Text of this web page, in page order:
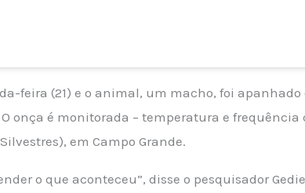
feira (21) e o animal, um macho, foi
onça é monitorada – temperatura e frequência
em Campo Grande.
o que aconteceu”, disse o pesquisador